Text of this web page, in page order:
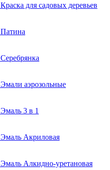
Краска для садовых деревьев
Патина
Серебрянка
Эмали аэрозольные
Эмаль 3 в 1
Эмаль Акриловая
Эмаль Алкидно-уретановая